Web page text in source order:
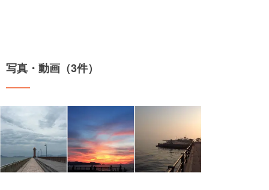
写真・動画（3件）